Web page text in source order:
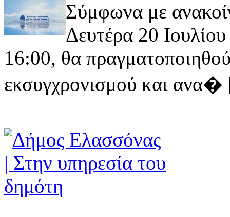
Σύμφωνα με
Δευτέρα 20
16:00, θα
εκσυγχρονισμού και